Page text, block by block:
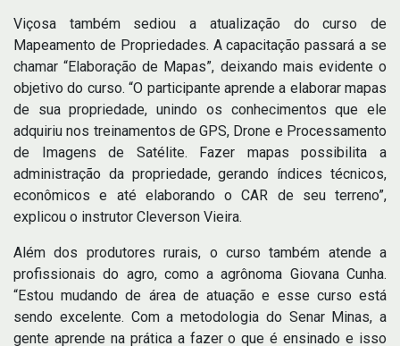
Viçosa também sediou a atualização do curso de
Mapeamento de Propriedades. A capacitação passará a se
chamar “Elaboração de Mapas”, deixando mais evidente o
objetivo do curso. “O participante aprende a elaborar mapas
de sua propriedade, unindo os conhecimentos que ele
adquiriu nos treinamentos de GPS, Drone e Processamento
de Imagens de Satélite. Fazer mapas possibilita a
administração da propriedade, gerando índices técnicos,
econômicos e até elaborando o CAR de seu terreno”,
explicou o instrutor Cleverson Vieira.
Além dos produtores rurais, o curso também atende a
profissionais do agro, como a agrônoma Giovana Cunha.
“Estou mudando de área de atuação e esse curso está
sendo excelente. Com a metodologia do Senar Minas, a
gente aprende na prática a fazer o que é ensinado e isso